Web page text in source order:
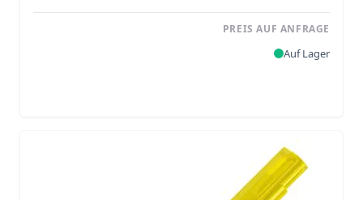
PREIS AUF ANFRAGE
Auf Lager